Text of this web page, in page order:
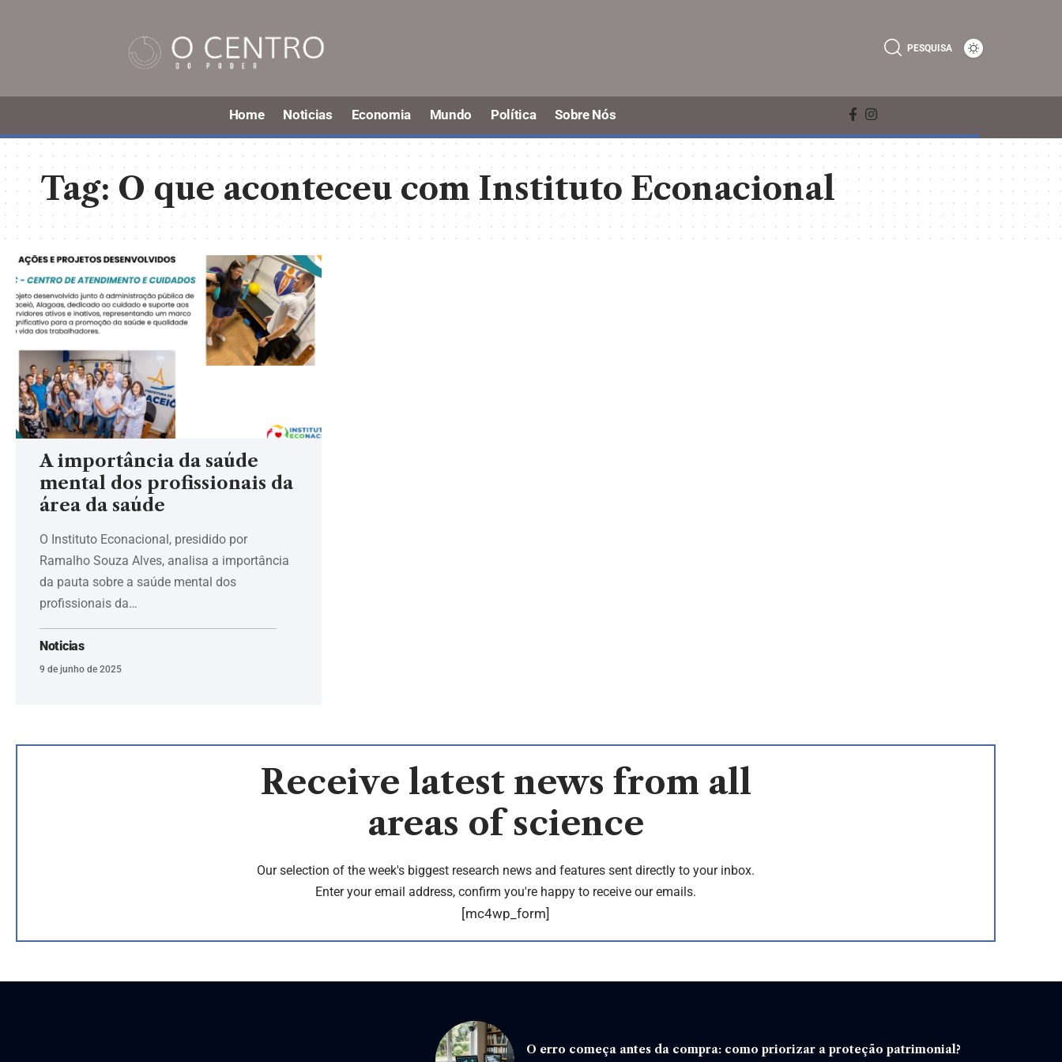
PESQUISA
Home Noticias Economia Mundo Política Sobre Nós
Tag:O que aconteceu com Instituto Econacional
A importância da saúde
mental dos profissionais da
área da saúde
O Instituto Econacional, presidido por
Ramalho Souza Alves, analisa a importância
da pauta sobre a saúde mental dos
profissionais da…
Noticias
9 de junho de 2025
Receive latest news from all
areas of science
Our selection of the week's biggest research news and features sent directly to your inbox.
Enter your email address, confirm you're happy to receive our emails.
[mc4wp_form]
O erro começa antes da compra: como priorizar a proteção patrimonial?